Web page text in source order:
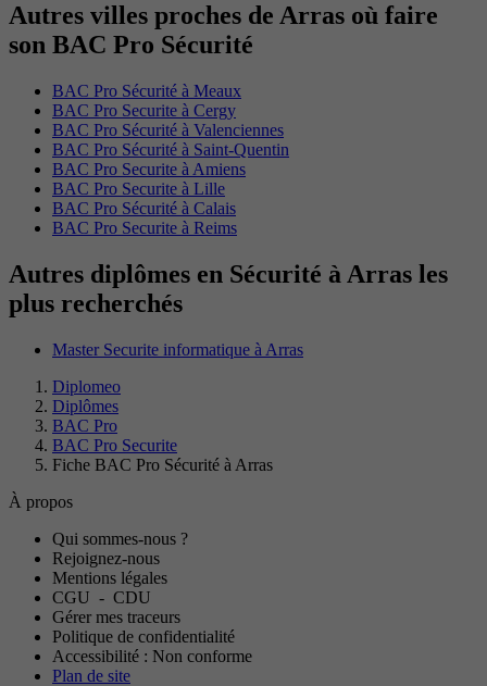
Autres villes proches de Arras où faire
son BAC Pro Sécurité
BAC Pro Sécurité à Meaux
BAC Pro Securite à Cergy
BAC Pro Sécurité à Valenciennes
BAC Pro Sécurité à Saint-Quentin
BAC Pro Securite à Amiens
BAC Pro Securite à Lille
BAC Pro Sécurité à Calais
BAC Pro Securite à Reims
Autres diplômes en Sécurité à Arras les
plus recherchés
Master Securite informatique à Arras
Diplomeo
Diplômes
BAC Pro
BAC Pro Securite
Fiche BAC Pro Sécurité à Arras
À propos
Qui sommes-nous ?
Rejoignez-nous
Mentions légales
CGU - CDU
Gérer mes traceurs
Politique de confidentialité
Accessibilité : Non conforme
Plan de site